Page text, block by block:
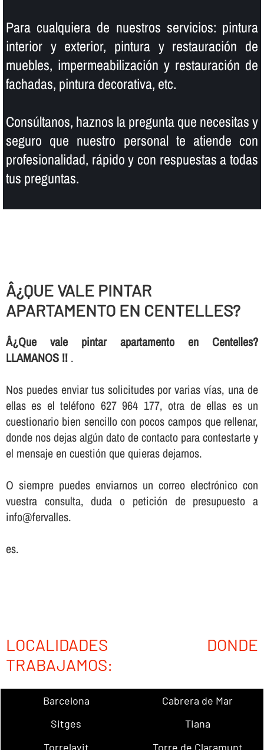
Para cualquiera de nuestros servicios: pintura
interior y exterior, pintura y restauración de
muebles, impermeabilización y restauración de
fachadas, pintura decorativa, etc.
Consúltanos, haznos la pregunta que necesitas y
seguro que nuestro personal te atiende con
profesionalidad, rápido y con respuestas a todas
tus preguntas.
Â¿QUE VALE PINTAR
APARTAMENTO EN CENTELLES?
Â¿Que vale pintar apartamento en Centelles?
LLAMANOS !! .
Nos puedes enviar tus solicitudes por varias ví­as, una de
ellas es el teléfono 627 964 177, otra de ellas es un
cuestionario bien sencillo con pocos campos que rellenar,
donde nos dejas algún dato de contacto para contestarte y
el mensaje en cuestión que quieras dejarnos.
O siempre puedes enviarnos un correo electrónico con
vuestra consulta, duda o petición de presupuesto a
info@fervalles.
es.
LOCALIDADES DONDE
TRABAJAMOS:
Barcelona
Cabrera de Mar
Sitges
Tiana
Torrelavit
Torre de Claramunt